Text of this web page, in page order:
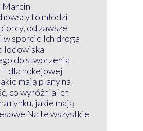
Marcin
to młodzi
od zawsze
w sporcie Ich droga
lodowiska
do stworzenia
dla hokejowej
mają plany na
co wyróżnia ich
rynku, jakie mają
Na te wszystkie